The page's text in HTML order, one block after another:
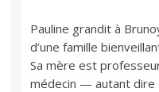
Pauline grandit à
d’une famille
Sa mère est
médecin — autant dire